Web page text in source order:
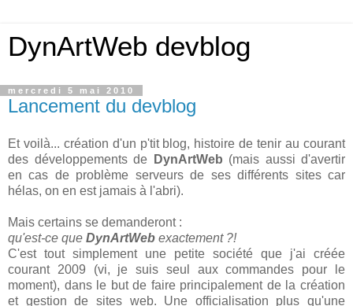
DynArtWeb devblog
mercredi 5 mai 2010
Lancement du devblog
Et voilà... création d'un p'tit blog, histoire de tenir au courant
des développements de
DynArtWeb (mais aussi d'avertir
en cas de problème serveurs de ses différents sites car
hélas, on en est jamais à l'abri).
Mais certains se demanderont :
qu'est-ce que DynArtWeb exactement ?!
C'est tout simplement une petite société que j'ai créée
courant 2009 (vi, je suis seul aux commandes pour le
moment), dans le but de faire principalement de la création
et gestion de sites web. Une officialisation plus qu'une